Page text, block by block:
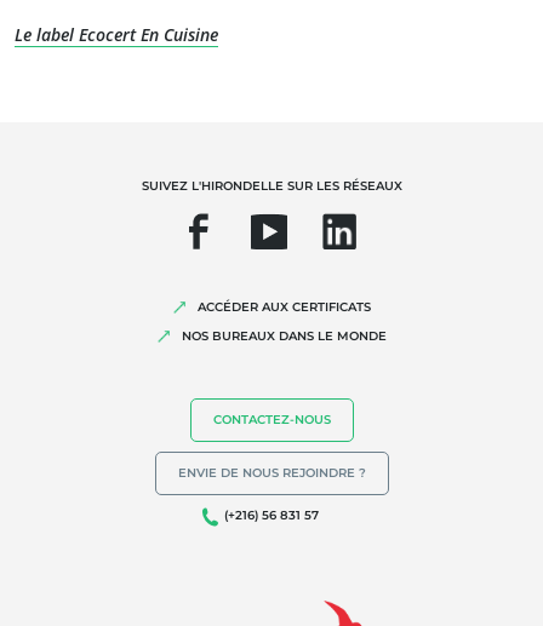
Agriculture biologique
Commerce équitable
Qualité et securité alimentaire
Responsabilité sociétale des entreprises
Allégations environnementales
Le label Ecocert En Cuisine
SUIVEZ L'HIRONDELLE SUR LES RÉSEAUX
ACCÉDER AUX CERTIFICATS
NOS BUREAUX DANS LE MONDE
CONTACTEZ-NOUS
ENVIE DE NOUS REJOINDRE ?
(+216) 56 831 57